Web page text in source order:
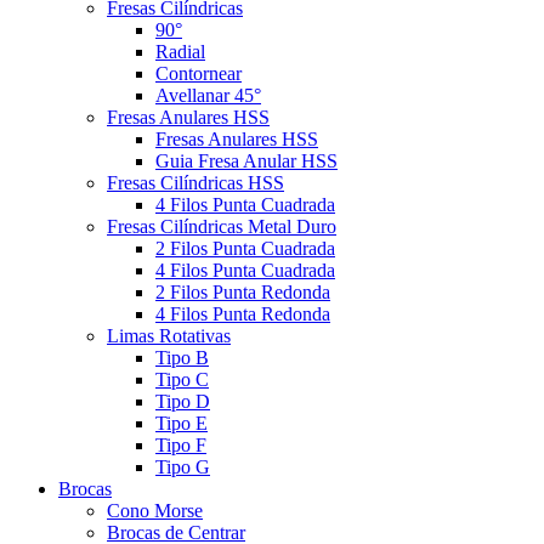
Fresas Cilíndricas
90°
Radial
Contornear
Avellanar 45°
Fresas Anulares HSS
Fresas Anulares HSS
Guia Fresa Anular HSS
Fresas Cilíndricas HSS
4 Filos Punta Cuadrada
Fresas Cilíndricas Metal Duro
2 Filos Punta Cuadrada
4 Filos Punta Cuadrada
2 Filos Punta Redonda
4 Filos Punta Redonda
Limas Rotativas
Tipo B
Tipo C
Tipo D
Tipo E
Tipo F
Tipo G
Brocas
Cono Morse
Brocas de Centrar